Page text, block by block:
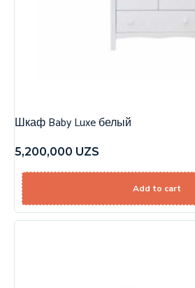
Шкаф Baby Luxe белый
5,200,000 UZS
Add to cart